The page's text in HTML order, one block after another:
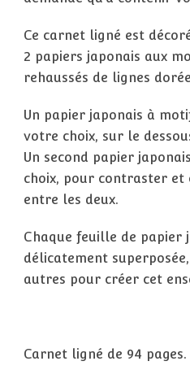
Ce carnet ligné est
2 papiers japonais aux
rehaussés de lignes
Un papier japonais à
votre choix, sur le
Un second papier
choix, pour contraster et
entre les deux.
Chaque feuille de papier
délicatement
autres pour créer cet
Carnet ligné de 94 pages.